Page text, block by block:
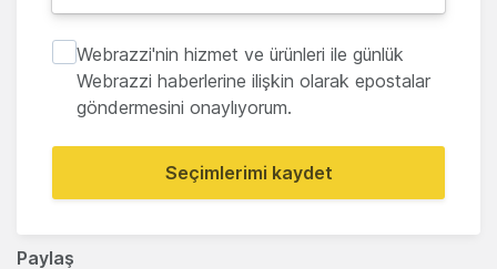
Paylaş
Webrazzi'nin hizmet ve ürünleri ile günlük
Webrazzi haberlerine ilişkin olarak epostalar
göndermesini onaylıyorum.
Seçimlerimi kaydet